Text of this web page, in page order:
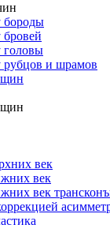
бороды
бровей
головы
рубцов и шрамов
век
век
век